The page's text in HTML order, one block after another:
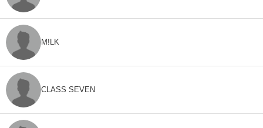
M!LK
CLASS SEVEN